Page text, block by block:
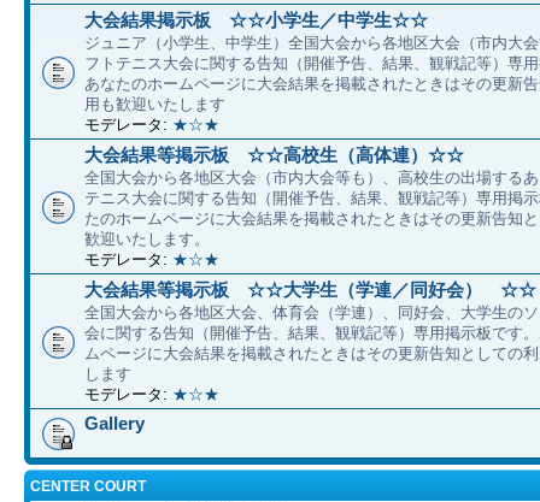
大会結果掲示板 ☆☆小学生／中学生☆☆
ジュニア（小学生、中学生）全国大会から各地区大会（市内大
フトテニス大会に関する告知（開催予告、結果、観戦記等）専
あなたのホームページに大会結果を掲載されたときはその更新
用も歓迎いたします
モデレータ: ★☆★
大会結果等掲示板 ☆☆高校生（高体連）☆☆
全国大会から各地区大会（市内大会等も）、高校生の出場する
テニス大会に関する告知（開催予告、結果、観戦記等）専用掲
たのホームページに大会結果を掲載されたときはその更新告知
歓迎いたします。
モデレータ: ★☆★
大会結果等掲示板 ☆☆大学生（学連／同好会） ☆☆
全国大会から各地区大会、体育会（学連）、同好会、大学生の
会に関する告知（開催予告、結果、観戦記等）専用掲示板です
ムページに大会結果を掲載されたときはその更新告知としての
します
モデレータ: ★☆★
Gallery
CENTER COURT